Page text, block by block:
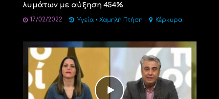
λυμάτων με αύξηση 454%
17/02/2022 Υγεία • Χαμηλή Πτήση Κέρκυρα